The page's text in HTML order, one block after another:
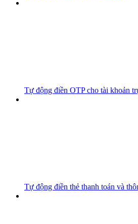
Tự động điền OTP cho tài khoản
Tự động điền thẻ thanh toán và